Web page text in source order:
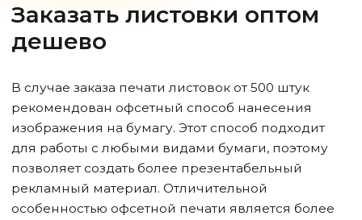
Заказать листовки оптом
дешево
В случае заказа печати листовок от 500 штук
рекомендован офсетный способ нанесения
изображения на бумагу. Этот способ подходит
для работы с любыми видами бумаги, поэтому
позволяет создать более презентабельный
рекламный материал. Отличительной
особенностью офсетной печати является более